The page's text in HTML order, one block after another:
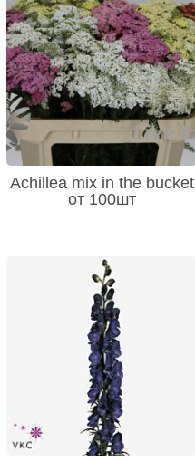
Achillea mix in the bucket
от 100шт